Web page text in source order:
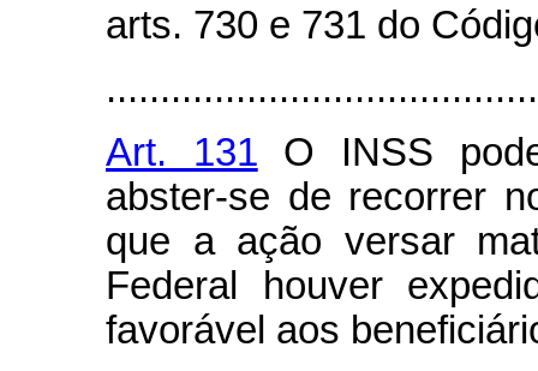
arts. 730 e 731 do
Art. 131 O INSS
abster-se de recorrer
que a ação versar
Federal houver
favorável aos